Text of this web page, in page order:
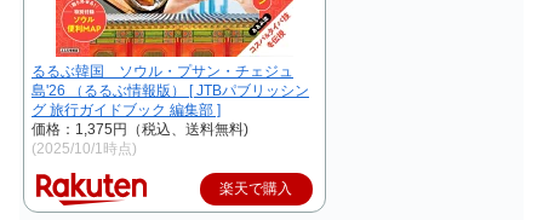
るるぶ韓国 ソウル・プサン・チェジュ
島'26 （るるぶ情報版） [ JTBパブリッシン
グ 旅行ガイドブック 編集部 ]
価格：1,375円（税込、送料無料)
(2025/10/1時点)
楽天で購入